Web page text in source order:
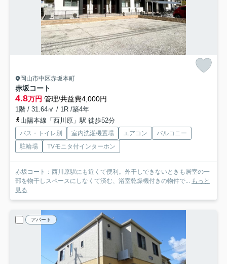
岡山市中区赤坂本町
赤坂コート
4.8万円 管理/共益費4,000円
1階 / 31.64㎡ / 1R /築4年
山陽本線「西川原」駅 徒歩52分
バス・トイレ別 室内洗濯機置場 エアコン
バルコニー
駐輪場
TVモニタ付インターホン
赤坂コート：西川原駅にも近くて便利。外干しできないときも居室の一
部を物干しスペースにしなくて済む、浴室乾燥機付きの物件で... もっと
見る
アパート